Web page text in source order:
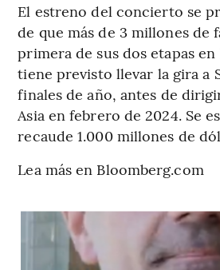
El estreno del concierto se
de que más de 3 millones de
primera de sus dos etapas en
tiene previsto llevar la gira a
finales de año, antes de
Asia en febrero de 2024. Se
recaude 1.000 millones de
Lea más en Bloomberg.com